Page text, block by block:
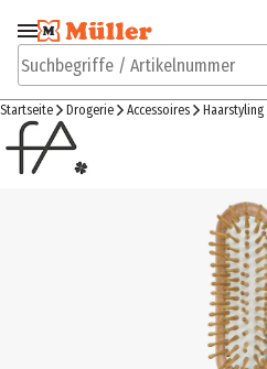
Zur Navigation
springen
Suchbegriffe / Artikelnummer
Startseite Drogerie Accessoires Haarstyling